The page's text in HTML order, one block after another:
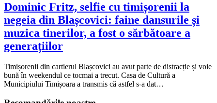
Dominic Fritz, selfie cu timișorenii la
negeia din Blașcovici: faine dansurile și
muzica tinerilor, a fost o sărbătoare a
generațiilor
Timișorenii din cartierul Blașcovici au avut parte de distracție și voie
bună în weekendul ce tocmai a trecut. Casa de Cultură a
Municipiului Timișoara a transmis că astfel s-a dat…